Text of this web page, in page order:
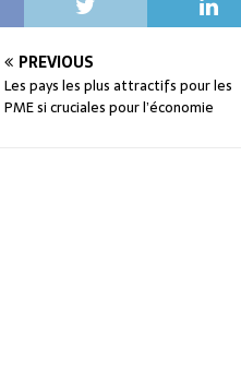
PREVIOUS
Les pays les plus attractifs pour les
PME si cruciales pour l’économie